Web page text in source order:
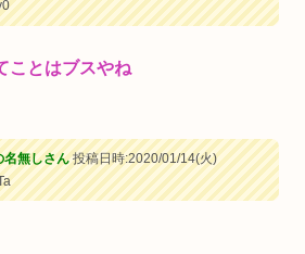
ことはブスやね
名無しさん投稿日時:2020/01/14(火)